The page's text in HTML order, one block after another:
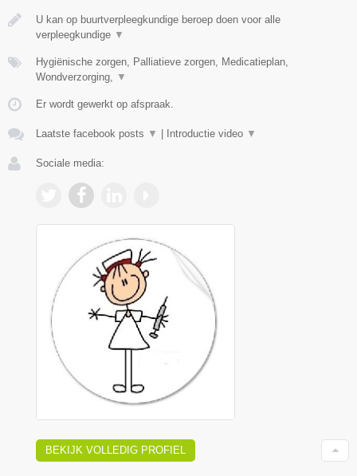
U kan op buurtverpleegkundige beroep doen voor alle
verpleegkundige ▼
Hygiënische zorgen, Palliatieve zorgen, Medicatieplan,
Wondverzorging,
▼
Er wordt gewerkt op afspraak.
Laatste facebook posts ▼ Introductie video ▼
Sociale media:
BEKIJK VOLLEDIG PROFIEL